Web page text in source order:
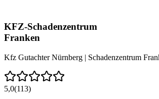
KFZ-Schadenzentrum
Franken
Kfz Gutachter Nürnberg | Schadenzentrum
5,0(113)